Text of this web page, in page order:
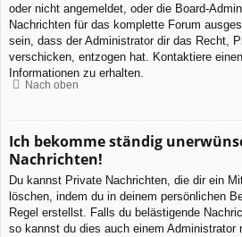
oder nicht angemeldet, oder die Board-
Nachrichten für das komplette Forum
sein, dass der Administrator dir das Recht,
verschicken, entzogen hat. Kontaktiere
Informationen zu erhalten.
Nach oben
Ich bekomme ständig
Nachrichten!
Du kannst Private Nachrichten, die dir ein
löschen, indem du in deinem persönlichen
Regel erstellst. Falls du belästigende
so kannst du dies auch einem Administrator